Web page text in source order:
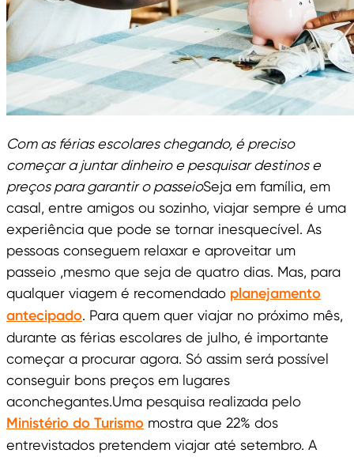
Com as férias escolares chegando, é preciso
começar a juntar dinheiro e pesquisar destinos e
preços para garantir o passeioSeja em família, em
casal, entre amigos ou sozinho, viajar sempre é uma
experiência que pode se tornar inesquecível. As
pessoas conseguem relaxar e aproveitar um
passeio ,mesmo que seja de quatro dias. Mas, para
qualquer viagem é recomendado planejamento
antecipado. Para quem quer viajar no próximo mês,
durante as férias escolares de julho, é importante
começar a procurar agora. Só assim será possível
conseguir bons preços em lugares
aconchegantes.Uma pesquisa realizada pelo
Ministério do Turismo mostra que 22% dos
entrevistados pretendem viajar até setembro. A